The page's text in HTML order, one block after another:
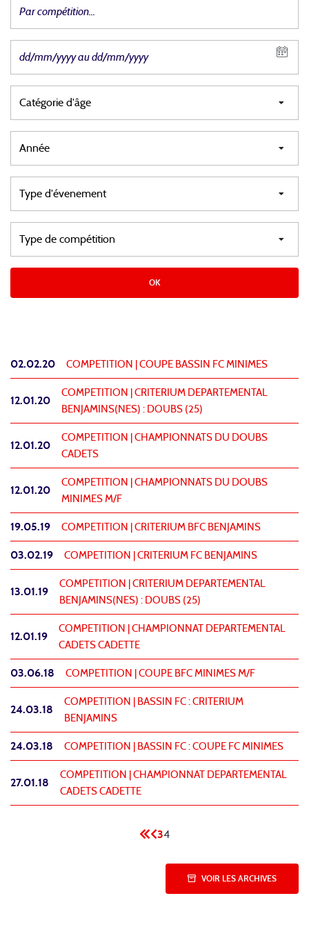
02.02.20 COMPETITION | COUPE BASSIN FC MINIMES
12.01.20
COMPETITION | CRITERIUM DEPARTEMENTAL
BENJAMINS(NES) : DOUBS (25)
12.01.20
COMPETITION | CHAMPIONNATS DU DOUBS
CADETS
12.01.20
COMPETITION | CHAMPIONNATS DU DOUBS
MINIMES M/F
19.05.19 COMPETITION | CRITERIUM BFC BENJAMINS
03.02.19 COMPETITION | CRITERIUM FC BENJAMINS
13.01.19
COMPETITION | CRITERIUM DEPARTEMENTAL
BENJAMINS(NES) : DOUBS (25)
12.01.19
COMPETITION | CHAMPIONNAT DEPARTEMENTAL
CADETS CADETTE
03.06.18 COMPETITION | COUPE BFC MINIMES M/F
24.03.18
COMPETITION |
BASSIN FC : CRITERIUM
BENJAMINS
24.03.18 COMPETITION | BASSIN FC : COUPE FC MINIMES
27.01.18
COMPETITION | CHAMPIONNAT DEPARTEMENTAL
CADETS CADETTE
34
VOIR LES ARCHIVES